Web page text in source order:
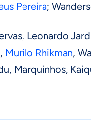
Pereira;
Leonardo
Murilo Rhikman,
Marquinhos,